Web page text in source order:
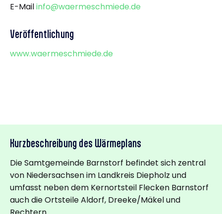
E-Mail info@waermeschmiede.de
Veröffentlichung
www.waermeschmiede.de
Kurzbeschreibung des Wärmeplans
Die Samtgemeinde Barnstorf befindet sich zentral
von Niedersachsen im Landkreis Diepholz und
umfasst neben dem Kernortsteil Flecken Barnstorf
auch die Ortsteile Aldorf, Dreeke/Mäkel und